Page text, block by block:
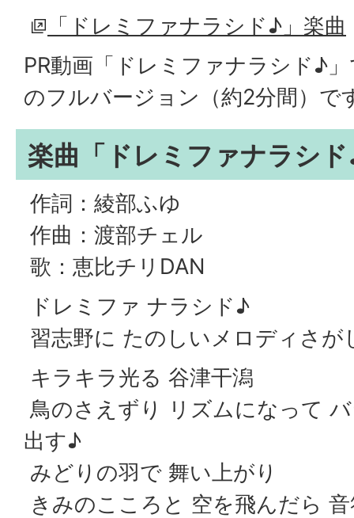
「ドレミファナラシド♪」楽曲
PR動画「ドレミファナラシド♪
のフルバージョン（約2分間）で
楽曲「ドレミファナラシ
作詞：綾部ふゆ
作曲：渡部チェル
歌：恵比チリDAN
ドレミファ ナラシド♪
習志野に たのしいメロディさが
キラキラ光る 谷津干潟
鳥のさえずり リズムになって
出す♪
みどりの羽で 舞い上がり
きみのこころと 空を飛んだら